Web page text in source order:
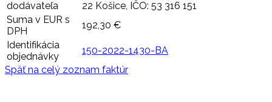
dodávateľa
22 Košice, IČO: 53 316 151
Suma v EUR s
DPH
192,30 €
Identifikácia
objednávky
150-2022-1430-BA
Späť na celý zoznam faktúr